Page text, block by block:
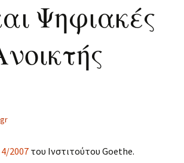
Ψηφιακές
4/2007 του Ινστιτούτου Goethe.